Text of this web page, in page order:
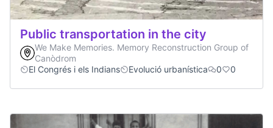
Public transportation in the city
We Make Memories. Memory Reconstruction Group of
Canòdrom
El Congrés i els Indians
Evolució urbanística 0 0